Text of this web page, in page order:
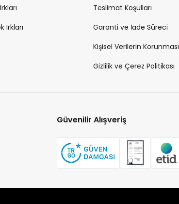
Irkları
Teslimat Koşulları
Garanti ve İade Süreci
Kişisel Verilerin Korunması
Gizlilik ve Çerez Politikası
Güvenilir Alışveriş